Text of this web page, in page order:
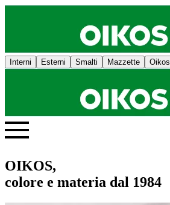
Interni Esterni Smalti Mazzette Oikos
OIKOS,
colore e materia dal 1984